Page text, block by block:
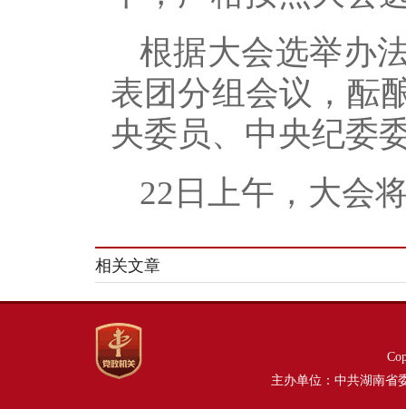
根据大会选举办
表团分组会议，酝
央委员、中央纪委
22日上午，大会
相关文章
主办单位：中共湖南省